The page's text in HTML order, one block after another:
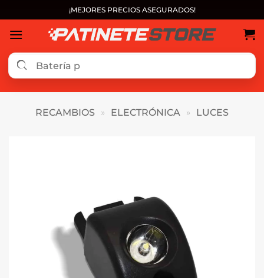
al
contenido
¡MEJORES PRECIOS ASEGURADOS!
RECAMBIOS » ELECTRÓNICA » LUCES